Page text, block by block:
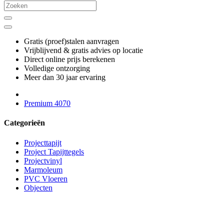
Gratis (proef)stalen aanvragen
Vrijblijvend & gratis advies op locatie
Direct online prijs berekenen
Volledige ontzorging
Meer dan 30 jaar ervaring
Premium 4070
Categorieën
Projecttapijt
Project Tapijttegels
Projectvinyl
Marmoleum
PVC Vloeren
Objecten